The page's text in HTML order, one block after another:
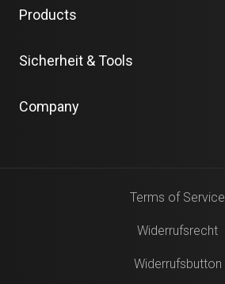
Products
Sicherheit & Tools
Company
Terms of Service
Widerrufsrecht
Widerrufsbutton